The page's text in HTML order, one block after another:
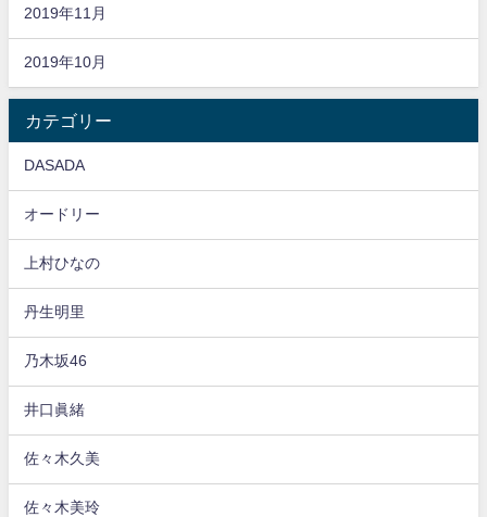
2019年11月
2019年10月
カテゴリー
DASADA
オードリー
上村ひなの
丹生明里
乃木坂46
井口眞緒
佐々木久美
佐々木美玲